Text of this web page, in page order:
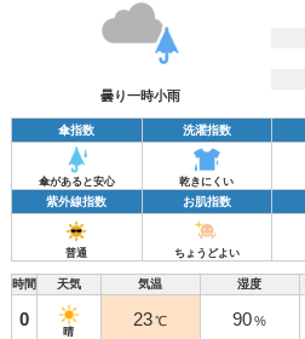
曇り一時小雨
傘指数 洗濯指数
傘があると安心 乾きにくい
紫外線指数 お肌指数
普通 ちょうどよい
時間 天気 気温 湿度
0
晴
23 ℃ 90 %